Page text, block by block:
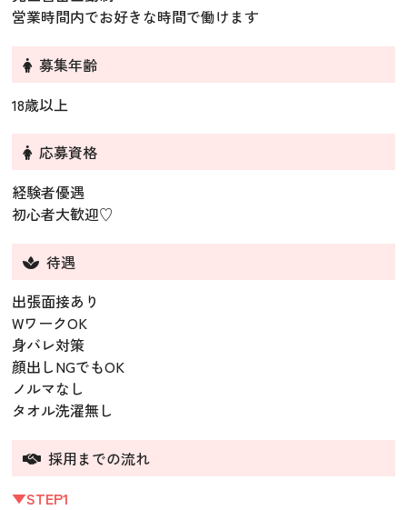
営業時間内でお好きな時間で働けます
募集年齢
18歳以上
応募資格
経験者優遇
初心者大歓迎♡
待遇
出張面接あり
WワークOK
身バレ対策
顔出しNGでもOK
ノルマなし
タオル洗濯無し
採用までの流れ
▼STEP1